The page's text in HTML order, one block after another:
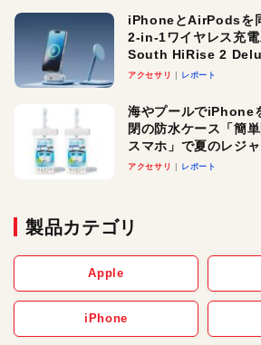
iPhoneとAirPodsを
2-in-1ワイヤレス充
South HiRise 2
ースでおしゃれに充
アクセサリ レポート
海やプールでiPhone
閉の防水ケース「簡
スマホ」で夏のレジ
アクセサリ レポート
製品カテゴリ
Apple
iPhone